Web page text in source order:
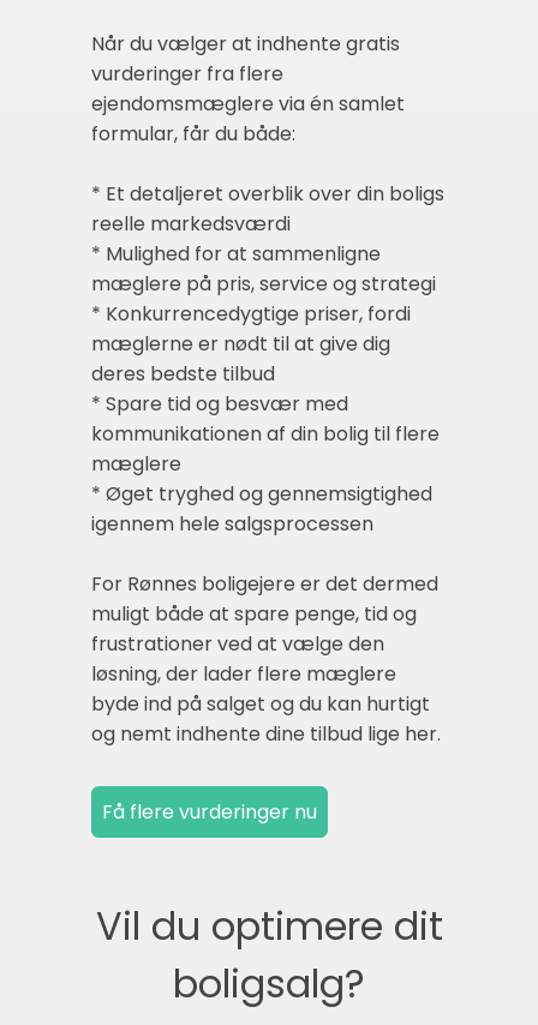
Når du vælger at indhente gratis
vurderinger fra flere
ejendomsmæglere via én samlet
formular, får du både:
* Et detaljeret overblik over din boligs
reelle markedsværdi
* Mulighed for at sammenligne
mæglere på pris, service og strategi
* Konkurrencedygtige priser, fordi
mæglerne er nødt til at give dig
deres bedste tilbud
* Spare tid og besvær med
kommunikationen af din bolig til flere
mæglere
* Øget tryghed og gennemsigtighed
igennem hele salgsprocessen
For Rønnes boligejere er det dermed
muligt både at spare penge, tid og
frustrationer ved at vælge den
løsning, der lader flere mæglere
byde ind på salget og du kan hurtigt
og nemt indhente dine tilbud lige her.
Vil du optimere dit
boligsalg?